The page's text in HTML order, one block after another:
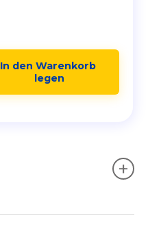
In den Warenkorb
legen
+